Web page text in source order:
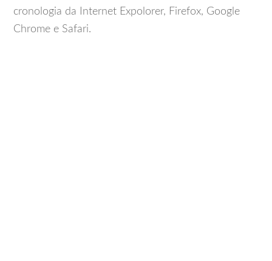
cronologia da Internet Expolorer, Firefox, Google
Chrome e Safari.